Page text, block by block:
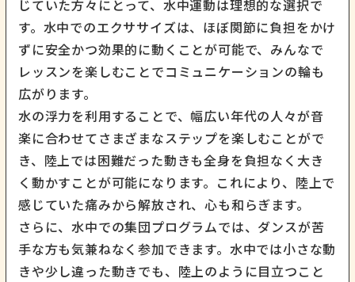
じていた方々にとって、水中運動は理想的な選択で
す。水中でのエクササイズは、ほぼ関節に負担をかけ
ずに安全かつ効果的に動くことが可能で、みんなで
レッスンを楽しむことでコミュニケーションの輪も
広がります。
水の浮力を利用することで、幅広い年代の人々が音
楽に合わせてさまざまなステップを楽しむことがで
き、陸上では困難だった動きも全身を負担なく大き
く動かすことが可能になります。これにより、陸上で
感じていた痛みから解放され、心も和らぎます。
さらに、水中での集団プログラムでは、ダンスが苦
手な方も気兼ねなく参加できます。水中では小さな動
きや少し違った動きでも、陸上のように目立つこと